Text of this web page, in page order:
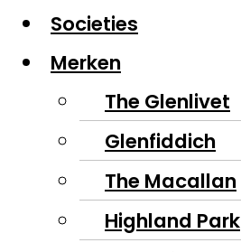
Societies
Merken
The Glenlivet
Glenfiddich
The Macallan
Highland Park